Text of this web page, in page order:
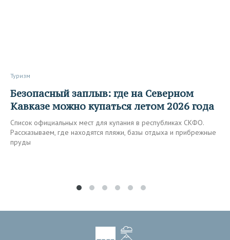
Туризм
Безопасный заплыв: где на Северном
Кавказе можно купаться летом 2026 года
Список официальных мест для купания в республиках СКФО.
Рассказываем, где находятся пляжи, базы отдыха и прибрежные
пруды